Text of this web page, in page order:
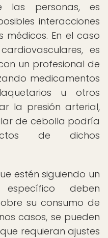
personas, es
interacciones
En el caso
es
un profesional de
medicamentos
u otros
la presión arterial,
de cebolla podría
de dichos
estén siguiendo un
deben
su consumo de
casos, se pueden
requieran ajustes